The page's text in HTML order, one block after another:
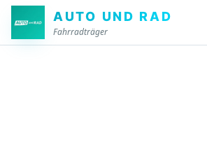
Zum Hauptinhalt springen
AUTO UND RAD
Fahrradträger